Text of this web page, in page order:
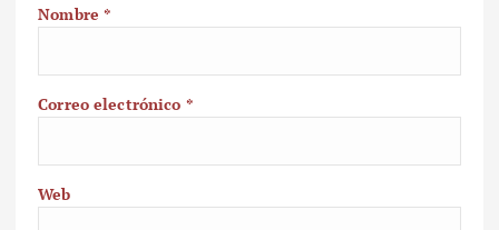
Nombre*
Correo electrónico *
Web